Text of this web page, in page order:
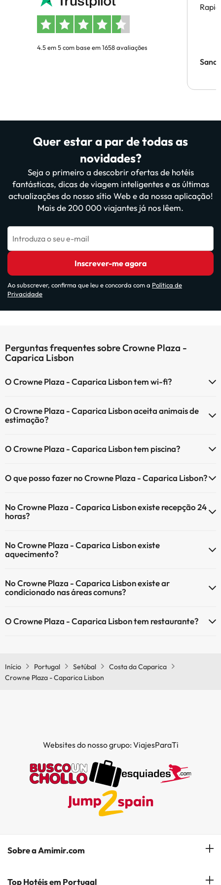
4.5 em 5 com base em 1658 avaliações
Quer estar a par de todas as
novidades?
Seja o primeiro a descobrir ofertas de hotéis
fantásticas, dicas de viagem inteligentes e as últimas
actualizações do nosso sítio Web e da nossa aplicação!
Mais de 200 000 viajantes já nos lêem.
Introduza o seu e-mail
Inscrever-me agora
Ao subscrever, confirma que leu e concorda com a Política de
Privacidade
Perguntas frequentes sobre Crowne Plaza -
Caparica Lisbon
O Crowne Plaza - Caparica Lisbon tem wi-fi?
O Crowne Plaza - Caparica Lisbon aceita animais de
estimação?
(sujeito a pedido e com pagamento directo no local). Consulte as
O Crowne Plaza - Caparica Lisbon tem piscina?
adicional). Aqui tem mais info sobre a piscina e outras facilidades.
Piscina exterior (toda a temporada)
O que posso fazer no Crowne Plaza - Caparica Lisbon?
(algumas podem ser pagas):
No Crowne Plaza - Caparica Lisbon existe recepção 24
horas?
No Crowne Plaza - Caparica Lisbon existe
aquecimento?
comuns.
No Crowne Plaza - Caparica Lisbon existe ar
condicionado nas áreas comuns?
áreas comuns.
O Crowne Plaza - Caparica Lisbon tem restaurante?
Início Portugal Setúbal
Costa da Caparica
Crowne Plaza - Caparica Lisbon
Websites do nosso grupo: ViajesParaTi
Sobre a Amimir.com
Quem somos?
Top Hotéis em Portugal